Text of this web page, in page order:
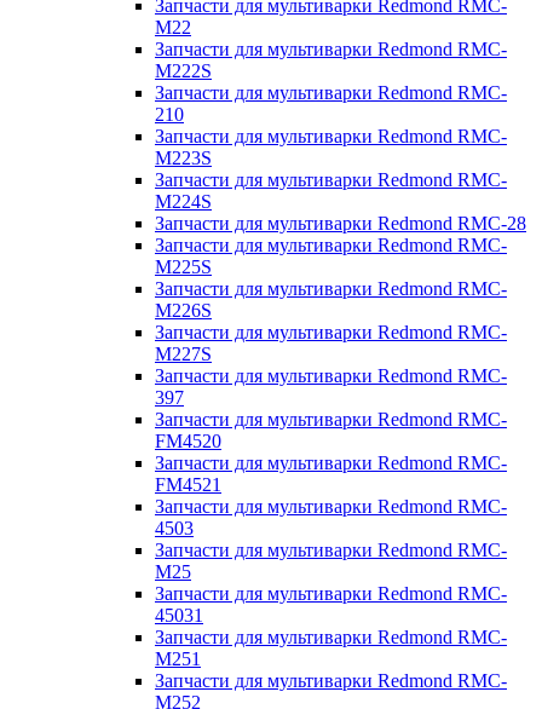
Запчасти для мультиварки Redmond RMC-
M22
Запчасти для мультиварки Redmond RMC-
M222S
Запчасти для мультиварки Redmond RMC-
210
Запчасти для мультиварки Redmond RMC-
M223S
Запчасти для мультиварки Redmond RMC-
M224S
Запчасти для мультиварки Redmond RMC-28
Запчасти для мультиварки Redmond RMC-
M225S
Запчасти для мультиварки Redmond RMC-
M226S
Запчасти для мультиварки Redmond RMC-
M227S
Запчасти для мультиварки Redmond RMC-
397
Запчасти для мультиварки Redmond RMC-
FM4520
Запчасти для мультиварки Redmond RMC-
FM4521
Запчасти для мультиварки Redmond RMC-
4503
Запчасти для мультиварки Redmond RMC-
M25
Запчасти для мультиварки Redmond RMC-
45031
Запчасти для мультиварки Redmond RMC-
M251
Запчасти для мультиварки Redmond RMC-
M252